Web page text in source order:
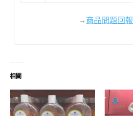
→商品問題回報
相關